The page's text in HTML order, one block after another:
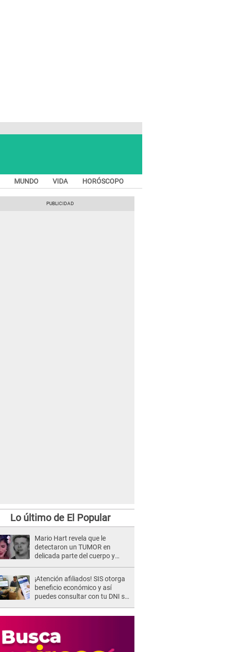
MUNDO VIDA HORÓSCOPO
Lo último de El Popular
Mario Hart revela que le
detectaron un TUMOR en
delicada parte del cuerpo y
¡Atención afiliados! SIS otorga
beneficio económico y así
puedes consultar con tu DNI si